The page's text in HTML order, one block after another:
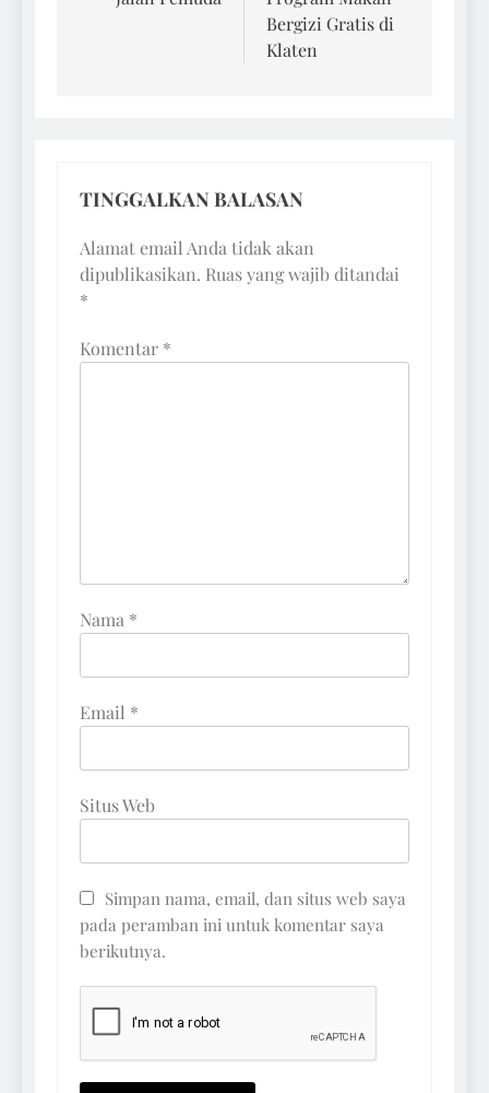
Bergizi Gratis di
Klaten
TINGGALKAN BALASAN
Alamat email Anda tidak akan
dipublikasikan. Ruas yang wajib ditandai
*
Komentar *
Nama *
Email *
Situs Web
Simpan nama, email, dan situs web saya
pada peramban ini untuk komentar saya
berikutnya.